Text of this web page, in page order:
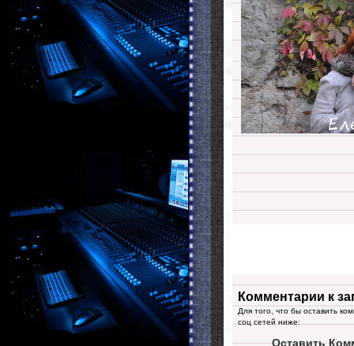
Комментарии к
Для того, что бы оставить
соц сетей ниже:
Оставить